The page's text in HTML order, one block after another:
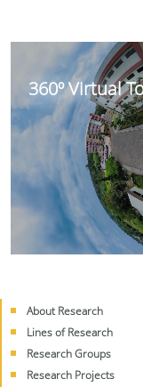
360º Virtual
About Research
Lines of Research
Research Groups
Research Projects